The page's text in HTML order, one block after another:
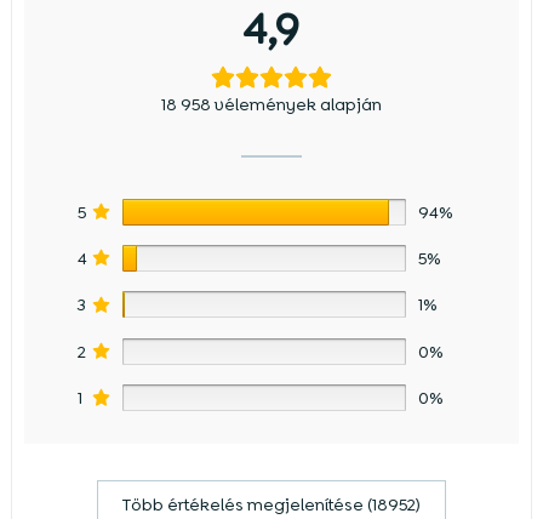
4,9
18 958 vélemények alapján
5 94%
4 5%
3 1%
2 0%
1 0%
Több értékelés megjelenítése (18952)